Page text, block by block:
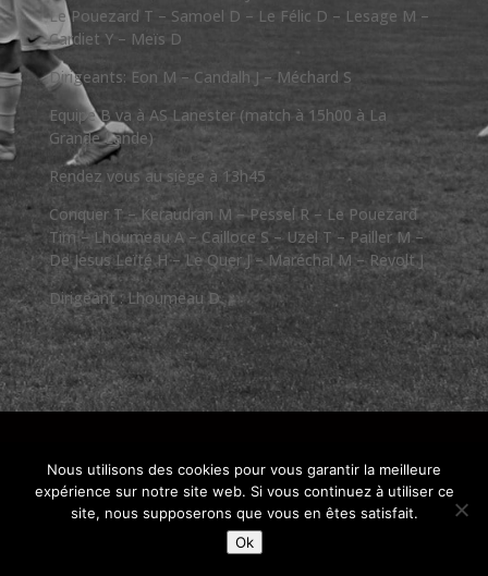
Le Pouezard T – Samoel D – Le Félic D – Lesage M –
Cardiet Y – Meïs D
Dirigeants: Eon M – Candalh J – Méchard S
Equipe B va à AS Lanester (match à 15h00 à La
Grande Lande)
Rendez vous au siège à 13h45
Conquer T – Keraudran M – Pessel R – Le Pouezard
Tim – Lhoumeau A – Cailloce S – Uzel T – Pailler M –
De Jesus Leïté H – Le Quer J – Maréchal M – Revolt J
Dirigeant : Lhoumeau D
Nous utilisons des cookies pour vous garantir la meilleure
expérience sur notre site web. Si vous continuez à utiliser ce
site, nous supposerons que vous en êtes satisfait.
Ok